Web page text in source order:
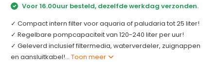
Voor 16.00uur besteld, dezelfde werkdag verzonden.
✓ Compact intern filter voor aquaria of paludaria tot 25 liter!
✓ Regelbare pompcapaciteit van 120-240 liter per uur!
✓ Geleverd inclusief filtermedia, waterverdeler, zuignappen
en aansluitkabel!...Toon meer